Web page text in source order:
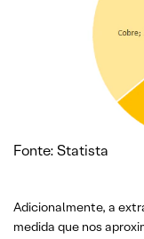
Fonte: Statista
Adicionalmente, a
medida que nos